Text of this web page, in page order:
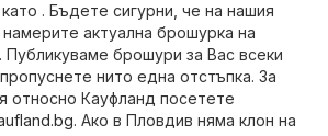
. Бъдете сигурни, че на нашия
актуална брошурка на
брошури за Вас всеки
нито една отстъпка. За
относно Кауфланд посетете
. Ако в Пловдив няма клон на